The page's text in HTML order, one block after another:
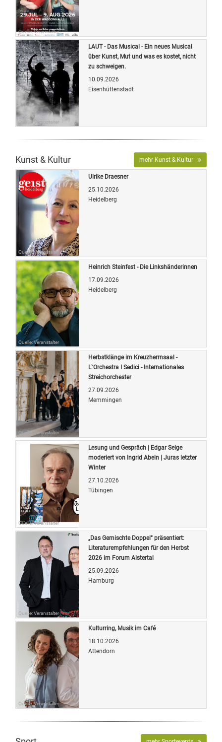
Quelle: Veranstalter
Quelle: Veranstalter
LAUT - Das Musical - Ein neues Musical
über Kunst, Mut und was es kostet, nicht
zu schweigen.
10.09.2026
Eisenhüttenstadt
Kunst & Kultur mehr Kunst & Kultur
Quelle: Veranstalter
Ulrike Draesner
25.10.2026
Heidelberg
Quelle: Veranstalter
Heinrich Steinfest - Die Linkshänderinnen
17.09.2026
Heidelberg
Quelle: Veranstalter
Herbstklänge im Kreuzherrnsaal -
L`Orchestra I Sedici - Internationales
Streichorchester
27.09.2026
Memmingen
Quelle: Veranstalter
Lesung und Gespräch | Edgar Selge
moderiert von Ingrid Abeln | Juras letzter
Winter
27.10.2026
Tübingen
Quelle: Veranstalter
„Das Gemischte Doppel" präsentiert:
Literaturempfehlungen für den Herbst
2026 im Forum Alstertal
25.09.2026
Hamburg
Quelle: Veranstalter
Kulturring, Musik im Café
18.10.2026
Attendorn